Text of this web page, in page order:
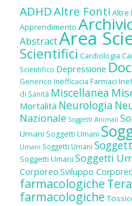
ADHDAltre Fonti Altre
Apprendimento
AbstractArea
Scientifici Cardiologia
Scientifico Depressione
Generico Inefficacia Farmaci
di Sanità Miscellanea
Mortalità Neurologia
Nazionale Soggetti Animali
Umani Soggetti Umani
Umani Soggetti Umani
Soggetti Umani Soggetti
Corporeo Sviluppo
farmacologiche
farmacologiche